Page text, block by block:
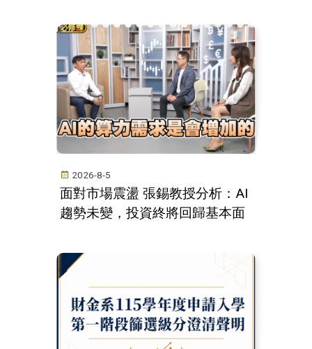
2026-8-5
面對市場震盪 張錫教授分析：AI
趨勢未變，投資終將回歸基本面